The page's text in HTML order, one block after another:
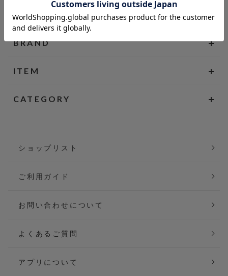
BRAND
ITEM
CATEGORY
ショップリスト
ご利用ガイド
お問い合わせについて
よくあるご質問
アプリについて